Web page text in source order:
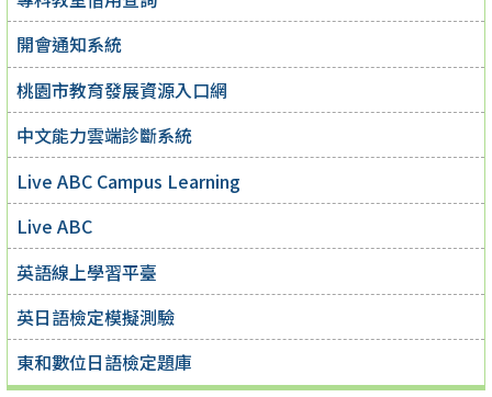
開會通知系統
桃園市教育發展資源入口網
中文能力雲端診斷系統
Live ABC Campus Learning
Live ABC
英語線上學習平臺
英日語檢定模擬測驗
東和數位日語檢定題庫